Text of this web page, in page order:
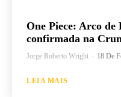
One Piece: Arco de
confirmada na
Jorge Roberto Wright - 18 De
LEIA MAIS